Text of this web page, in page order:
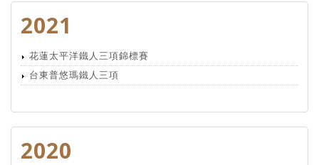
2021
花蓮太平洋鐵人三項錦標賽
台東普悠瑪鐵人三項
2020